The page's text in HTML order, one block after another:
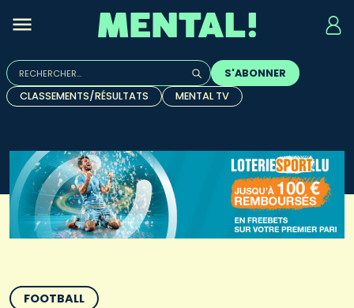
Rechercher :
Quand les résultats de l'auto-complétion sont
S'ABONNER
CLASSEMENTS/RÉSULTATS
MENTAL TV
FOOTBALL